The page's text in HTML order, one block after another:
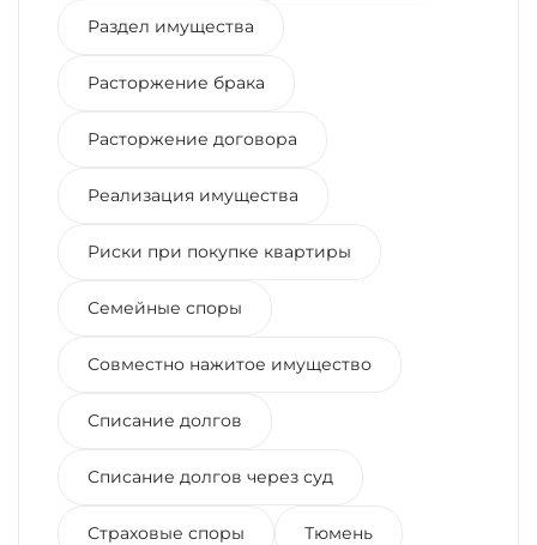
Раздел имущества
Расторжение брака
Расторжение договора
Реализация имущества
Риски при покупке квартиры
Семейные споры
Совместно нажитое имущество
Списание долгов
Списание долгов через суд
Страховые споры Тюмень